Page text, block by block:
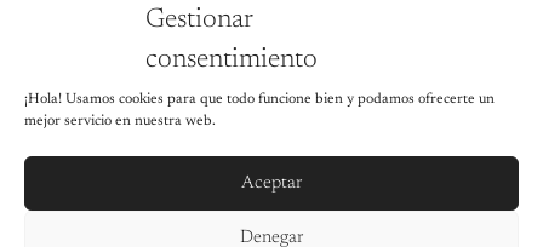
Gestionar
consentimiento
¡Hola! Usamos cookies para que todo funcione bien y podamos ofrecerte un
mejor servicio en nuestra web.
Aceptar
Denegar
Iria Fafián © 2026 All rights
reserved
cualquiera de las imágenes de este
sitio web sin el permiso explícito de la